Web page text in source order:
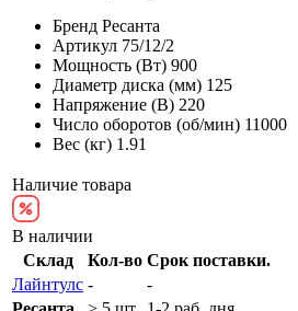
Бренд Ресанта
Артикул 75/12/2
Мощность (Вт) 900
Диаметр диска (мм) 125
Напряжение (В) 220
Число оборотов (об/мин) 11000
Вес (кг) 1.91
Наличие товара
В наличии
Склад
Кол-во Срок поставки.
Лайнтулс -
-